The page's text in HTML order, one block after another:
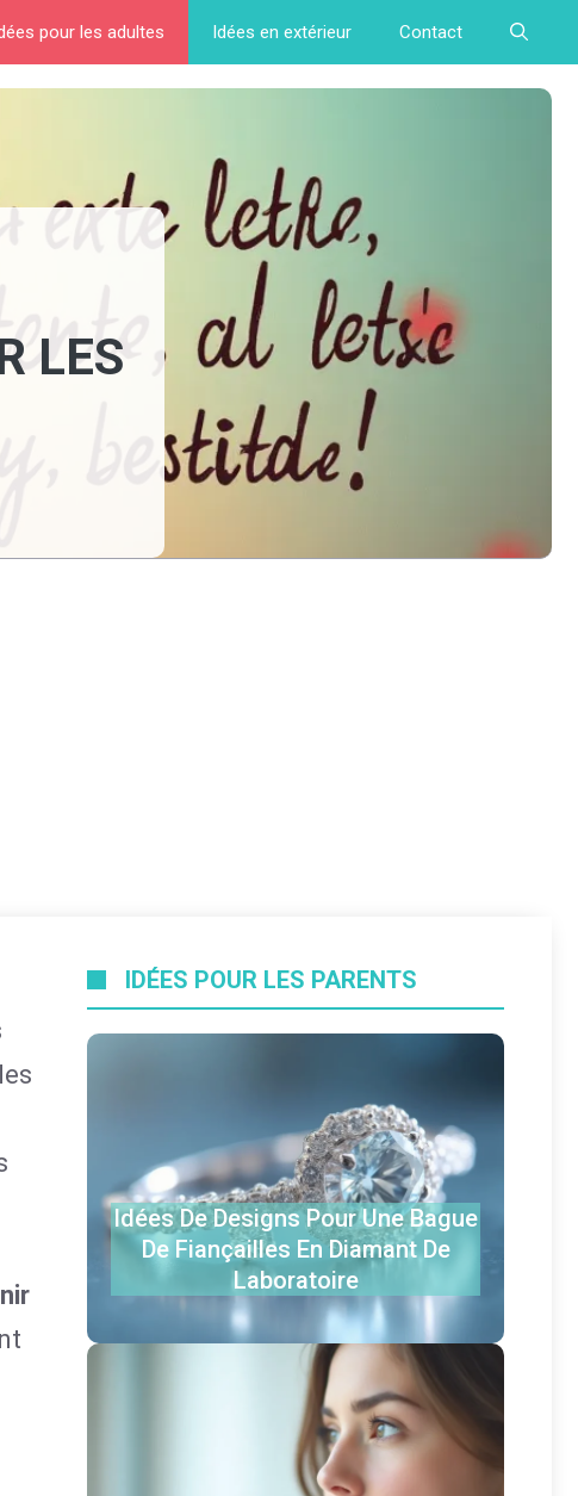
pour les adultes Idées en extérieur Contact
LES
IDÉES POUR LES PARENTS
Idées De Designs Pour Une Bague
De Fiançailles En Diamant De
Laboratoire